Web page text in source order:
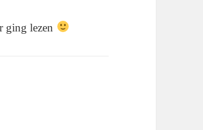
ging lezen